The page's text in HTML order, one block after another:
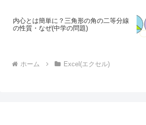
内心とは簡単に？三角形の角の二等分線
の性質・なぜ(中学の問題)
ホーム Excel(エクセル)